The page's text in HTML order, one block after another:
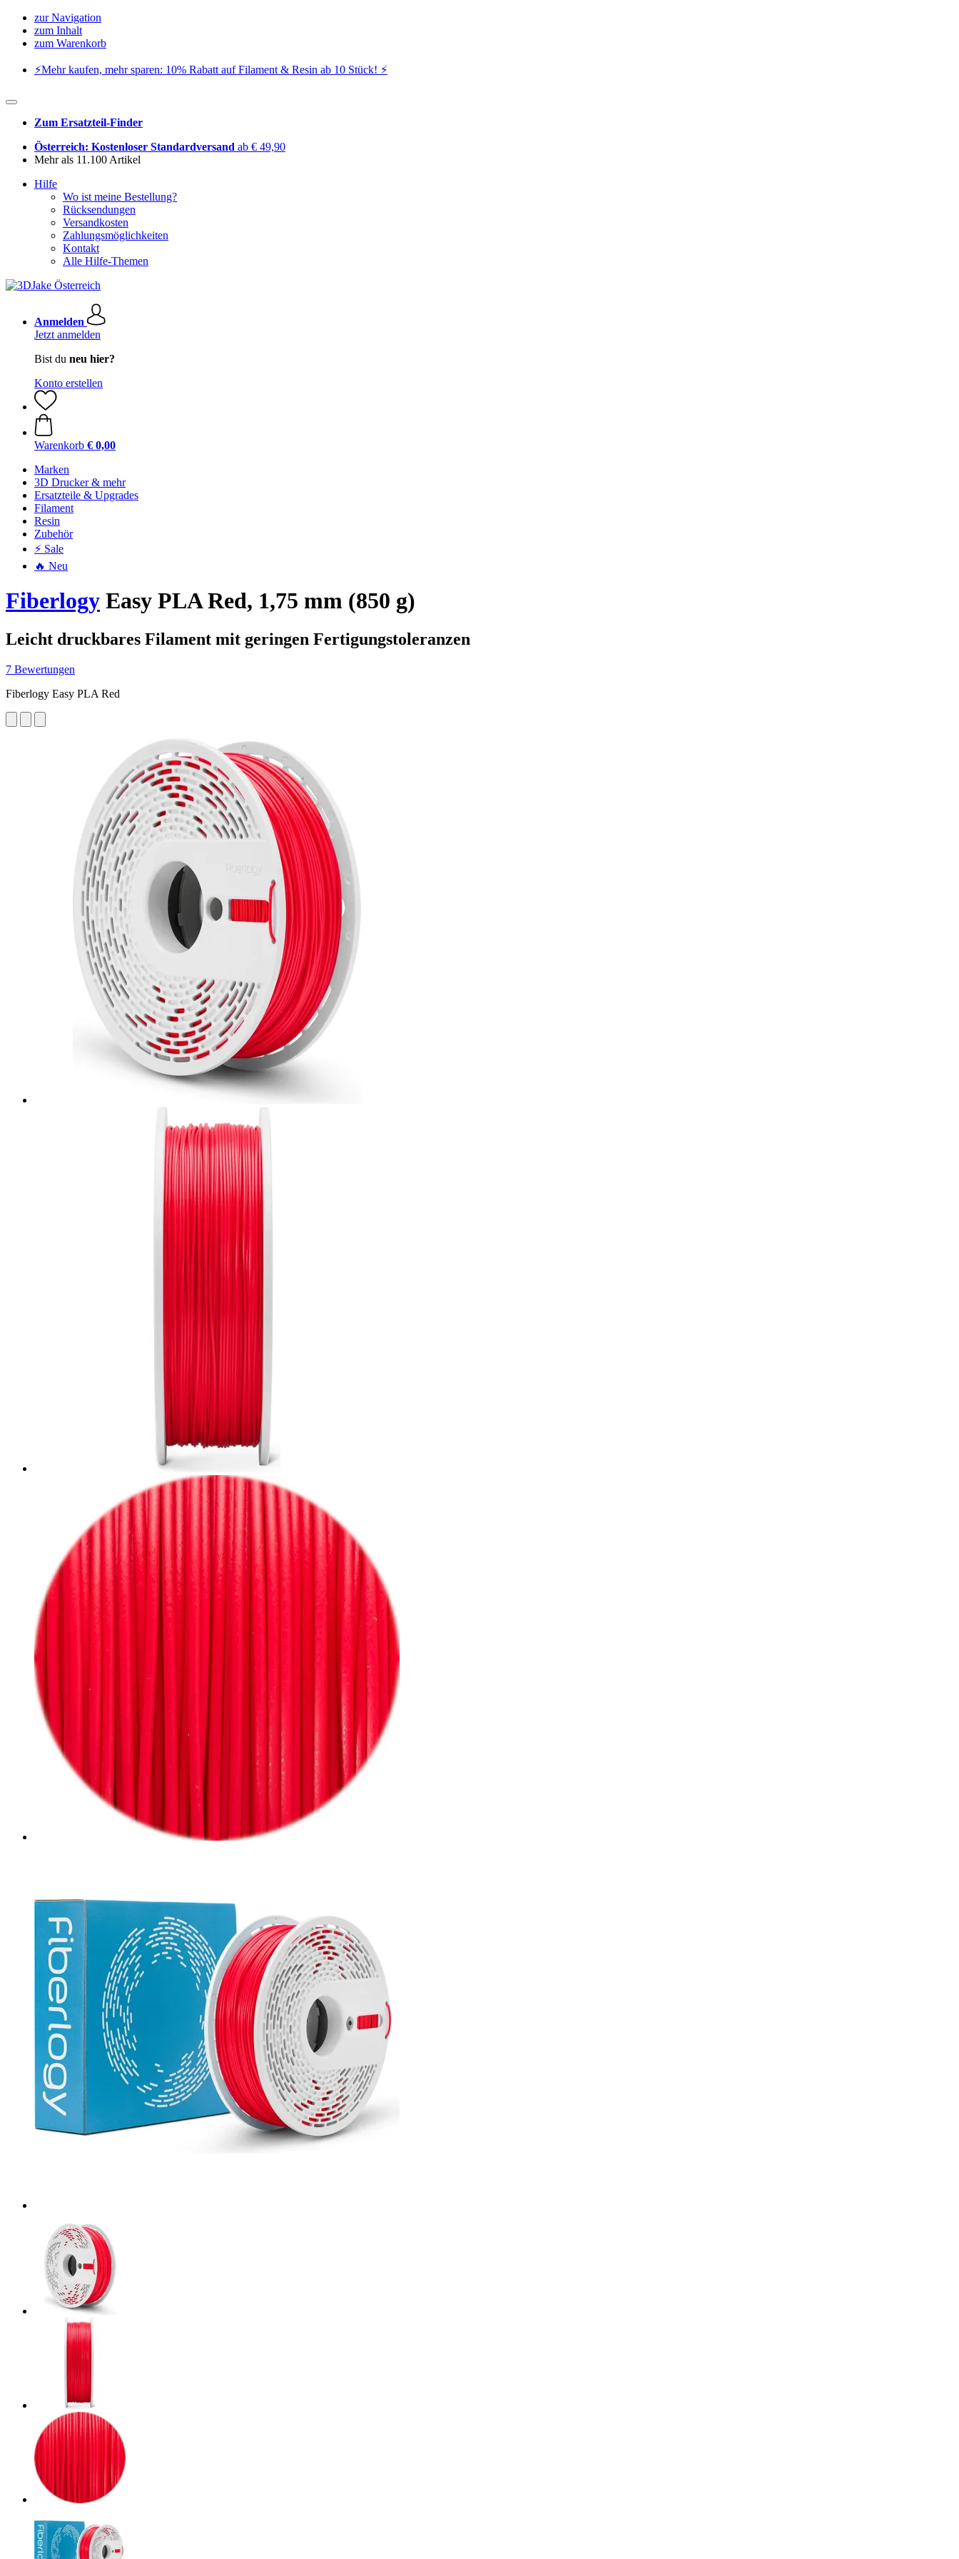
zur Navigation
zum Inhalt
zum Warenkorb
⚡️Mehr kaufen, mehr sparen: 10% Rabatt auf Filament & Resin ab 10 Stück! ⚡️
Zum Ersatzteil-Finder
Österreich: Kostenloser Standardversand ab € 49,90
Mehr als 11.100 Artikel
Hilfe
Wo ist meine Bestellung?
Rücksendungen
Versandkosten
Zahlungsmöglichkeiten
Kontakt
Alle Hilfe-Themen
Anmelden
Jetzt anmelden
Bist du neu hier?
Konto erstellen
Warenkorb € 0,00
Marken
3D Drucker & mehr
Ersatzteile & Upgrades
Filament
Resin
Zubehör
⚡ Sale
🔥 Neu
Fiberlogy Easy PLA Red, 1,75 mm (850 g)
Leicht druckbares Filament mit geringen Fertigungstoleranzen
7 Bewertungen
Fiberlogy Easy PLA Red